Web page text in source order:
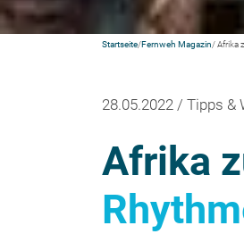
Startseite/Fernweh Magazin/ Afrika
28.05.2022 / Tipps &
Afrika